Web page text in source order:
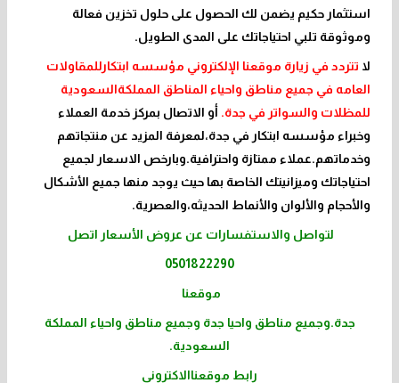
استثمار حكيم يضمن لك الحصول على حلول تخزين فعالة
وموثوقة تلبي احتياجاتك على المدى الطويل.
لا تتردد في زيارة موقعنا الإلكتروني مؤسسه ابتكارللمقاولات
العامه في جميع مناطق واحياء المناطق المملكةالسعودية
للمظلات والسواتر في جدة. أو الاتصال بمركز خدمة العملاء
وخبراء مؤسسه ابتكار في جدة،لمعرفة المزيد عن منتجاتهم
وخدماتهم.عملاء ممتازة واحترافية.وبارخص الاسعار لجميع
احتياجاتك وميزانيتك الخاصة بها حيث يوجد منها جميع الأشكال
والأحجام والألوان والأنماط الحديثه،والعصرية.
لتواصل والاستفسارات عن عروض الأسعار اتصل
0501822290
موقعنا
جدة.وجميع مناطق واحيا جدة وجميع مناطق واحياء المملكة
السعودية.
رابط موقعناالاكتروني